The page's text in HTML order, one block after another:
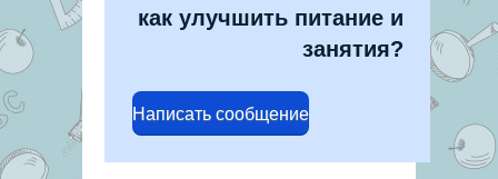
как улучшить питание и
занятия?
Написать сообщение